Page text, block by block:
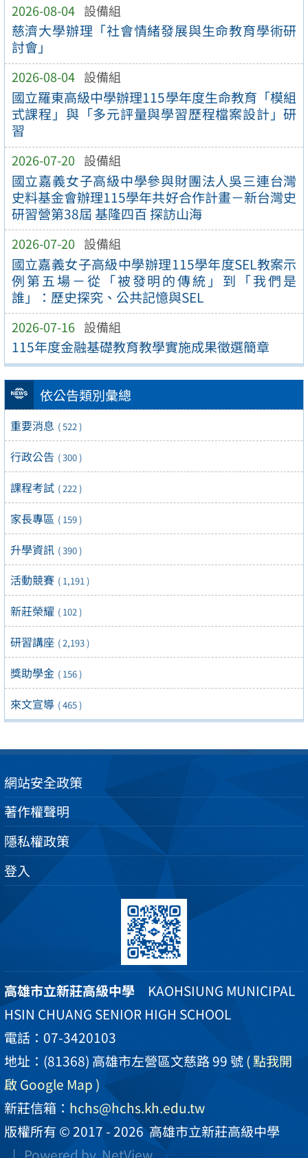
2026-08-04 設備組
慈濟大學辦理「社會情緒發展與生命教育學術研
討會」
2026-08-04 設備組
國立羅東高級中學辦理115學年度生命教育「模組
式課程」與「多元評量與學習歷程檔案設計」研
習
2026-07-20 設備組
國立嘉義女子高級中學參與財團法人吳三連台灣
史料基金會辦理115學年共好合作計畫－新台灣史
研習營第38屆 基隆四百 探訪山海
2026-07-20 設備組
國立嘉義女子高級中學辦理115學年度SEL教案示
例第五場－從「被發明的傳統」到「我們是
誰」：歷史探究、公共記憶與SEL
2026-07-16 設備組
115年度金融基礎教育教學實施成果徵選簡章
依公告類別彙總
重要消息 ( 522 )
行政公告 ( 300 )
課程考試 ( 222 )
家長專區 ( 159 )
升學資訊 ( 390 )
活動競賽 ( 1,191 )
新莊榮耀 ( 102 )
研習講座 ( 2,193 )
獎助學金 ( 156 )
來文宣導 ( 465 )
網站安全政策
著作權聲明
隱私權政策
登入
高雄市立新莊高級中學 KAOHSIUNG MUNICIPAL
HSIN CHUANG SENIOR HIGH SCHOOL
電話：07-3420103
地址：(81368) 高雄市左營區文慈路 99 號( 點我開
啟 Google Map )
新莊信箱： hchs@hchs.kh.edu.tw
版權所有 © 2017 - 2026高雄市立新莊高級中學